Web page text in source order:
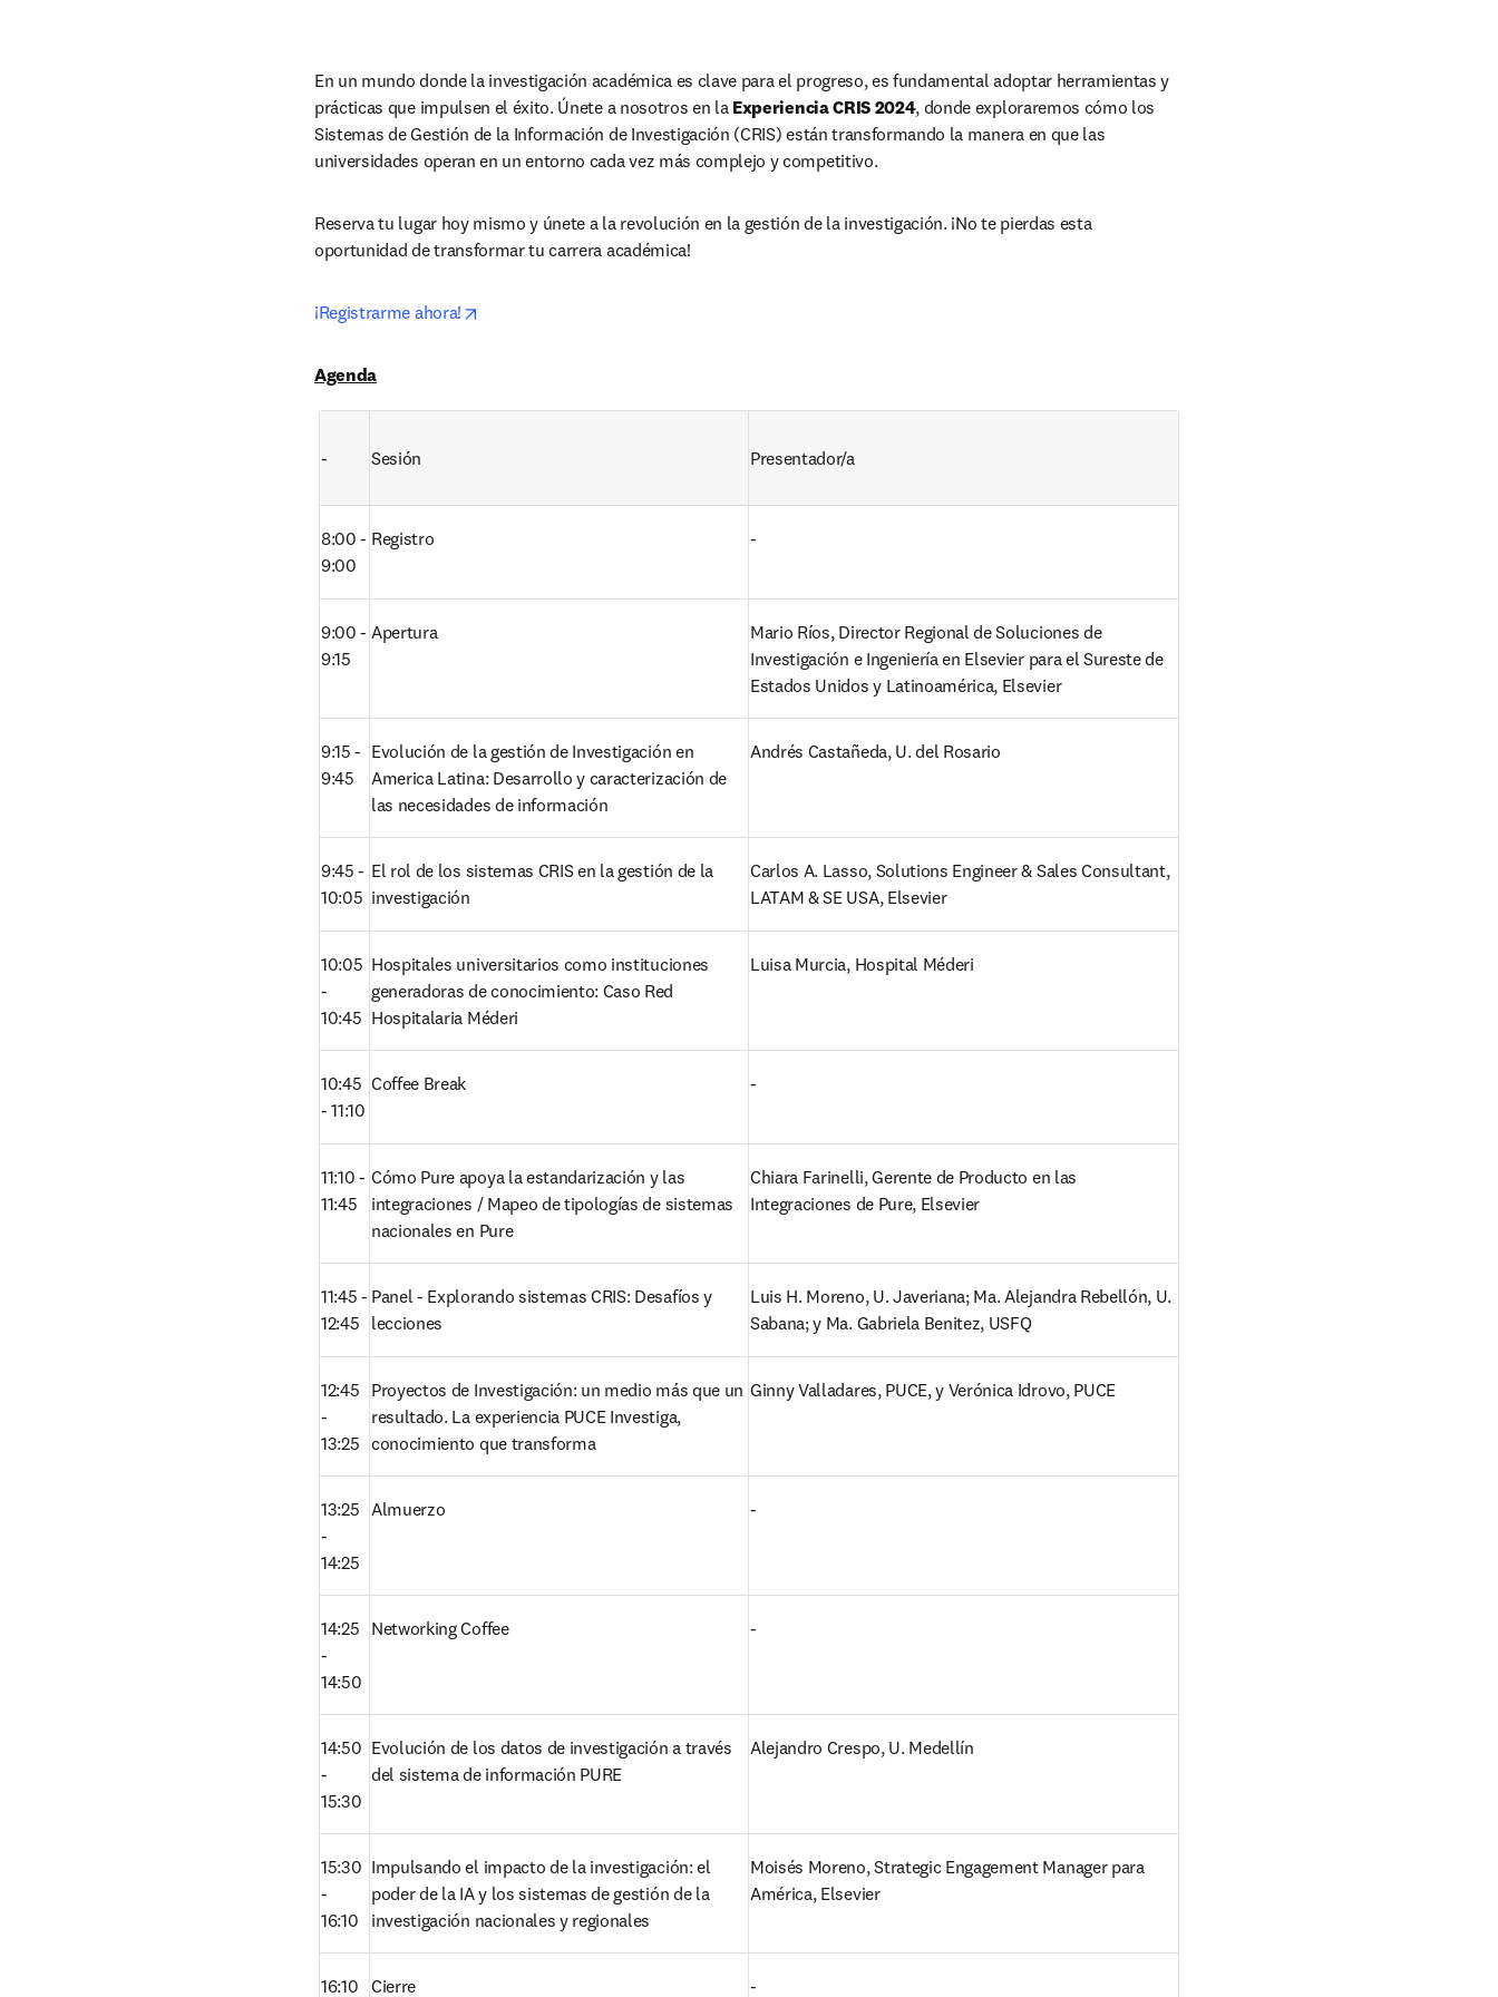
En un mundo donde la investigación académica es clave para el progreso, es fundamental adoptar herramientas y
prácticas que impulsen el éxito. Únete a nosotros en la Experiencia CRIS 2024, donde exploraremos cómo los
Sistemas de Gestión de la Información de Investigación (CRIS) están transformando la manera en que las
universidades operan en un entorno cada vez más complejo y competitivo.
Reserva tu lugar hoy mismo y únete a la revolución en la gestión de la investigación. ¡No te pierdas esta
oportunidad de transformar tu carrera académica!
¡Registrarme ahora!
Agenda
- Sesión Presentador/a
8:00 -
9:00
Registro -
9:00 -
9:15
Apertura
Mario Ríos, Director Regional de Soluciones de
Investigación e Ingeniería en Elsevier para el Sureste de
Estados Unidos y Latinoamérica, Elsevier
9:15 -
9:45
Evolución de la gestión de Investigación en
America Latina: Desarrollo y caracterización de
las necesidades de información
Andrés Castañeda, U. del Rosario
9:45 -
10:05
El rol de los sistemas CRIS en la gestión de la
investigación
Carlos A. Lasso, Solutions Engineer & Sales Consultant,
LATAM & SE USA, Elsevier
10:05
-
10:45
Hospitales universitarios como instituciones
generadoras de conocimiento: Caso Red
Hospitalaria Méderi
Luisa Murcia, Hospital Méderi
10:45
- 11:10
Coffee Break -
11:10 -
11:45
Cómo Pure apoya la estandarización y las
integraciones / Mapeo de tipologías de sistemas
nacionales en Pure
Chiara Farinelli, Gerente de Producto en las
Integraciones de Pure, Elsevier
11:45 -
12:45
Panel - Explorando sistemas CRIS: Desafíos y
lecciones
Luis H. Moreno, U. Javeriana; Ma. Alejandra Rebellón, U.
Sabana; y Ma. Gabriela Benitez, USFQ
12:45
-
13:25
Proyectos de Investigación: un medio más que un
resultado. La experiencia PUCE Investiga,
conocimiento que transforma
Ginny Valladares, PUCE, y Verónica Idrovo, PUCE
13:25
-
14:25
Almuerzo -
14:25
-
14:50
Networking Coffee -
14:50
-
15:30
Evolución de los datos de investigación a través
del sistema de información PURE
Alejandro Crespo, U. Medellín
15:30
-
16:10
Impulsando el impacto de la investigación: el
poder de la IA y los sistemas de gestión de la
investigación nacionales y regionales
Moisés Moreno, Strategic Engagement Manager para
América, Elsevier
16:10 Cierre -